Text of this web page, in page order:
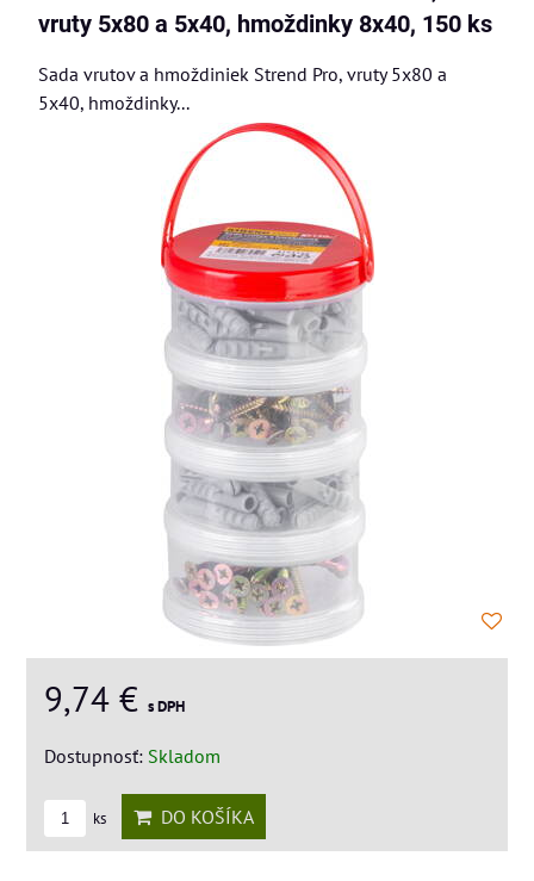
vruty 5x80 a 5x40, hmoždinky 8x40, 150 ks
Sada vrutov a hmoždiniek Strend Pro, vruty 5x80 a
5x40, hmoždinky...
9,74 € s DPH
Dostupnosť: Skladom
ks DO KOŠÍKA